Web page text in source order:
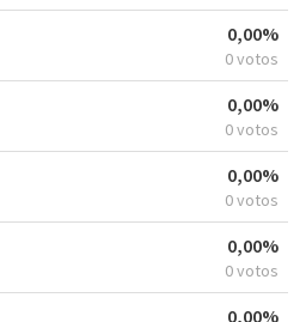
0,00%
0 votos
0,00%
0 votos
0,00%
0 votos
0,00%
0 votos
0,00%